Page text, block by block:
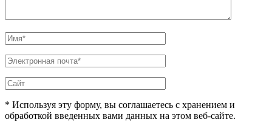
* Используя эту форму, вы соглашаетесь с хранением и
обработкой введенных вами данных на этом веб-сайте.